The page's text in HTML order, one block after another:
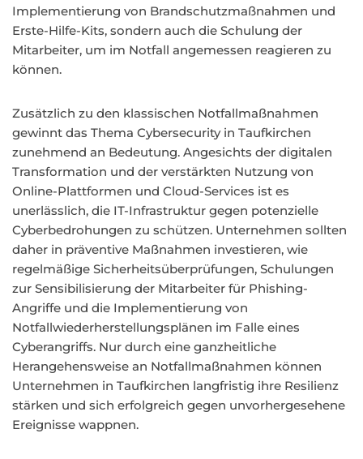
Implementierung von Brandschutzmaßnahmen und
Erste-Hilfe-Kits, sondern auch die Schulung der
Mitarbeiter, um im Notfall angemessen reagieren zu
können.
Zusätzlich zu den klassischen Notfallmaßnahmen
gewinnt das Thema Cybersecurity in Taufkirchen
zunehmend an Bedeutung. Angesichts der digitalen
Transformation und der verstärkten Nutzung von
Online-Plattformen und Cloud-Services ist es
unerlässlich, die IT-Infrastruktur gegen potenzielle
Cyberbedrohungen zu schützen. Unternehmen sollten
daher in präventive Maßnahmen investieren, wie
regelmäßige Sicherheitsüberprüfungen, Schulungen
zur Sensibilisierung der Mitarbeiter für Phishing-
Angriffe und die Implementierung von
Notfallwiederherstellungsplänen im Falle eines
Cyberangriffs. Nur durch eine ganzheitliche
Herangehensweise an Notfallmaßnahmen können
Unternehmen in Taufkirchen langfristig ihre Resilienz
stärken und sich erfolgreich gegen unvorhergesehene
Ereignisse wappnen.